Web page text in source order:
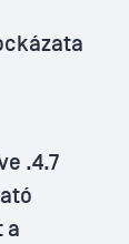
.4.7
a